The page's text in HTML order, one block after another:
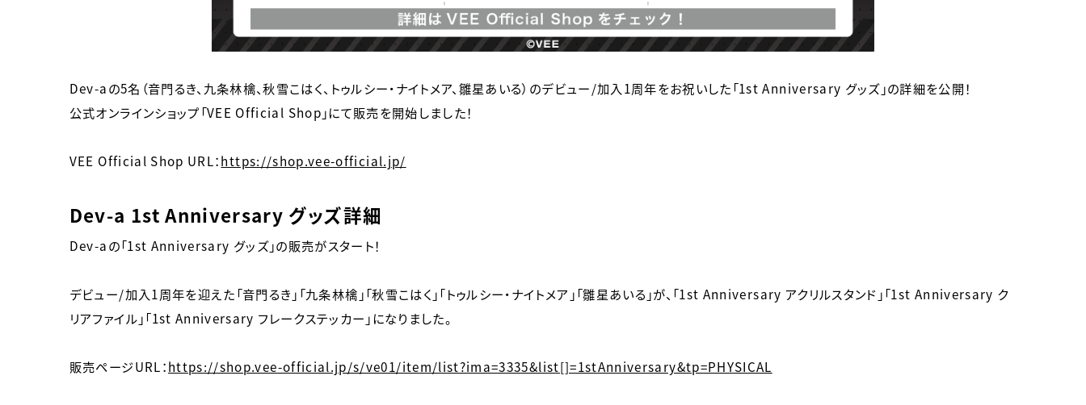
Dev-aの5名（音門るき、九条林檎、秋雪こはく、トゥルシー・ナイトメア、雛星あいる）のデビュー/加入1周年をお祝いした「1st Anniversary グッズ」の詳細を公開！
公式オンラインショップ「VEE Official Shop」にて販売を開始しました！
VEE Official Shop URL：https://shop.vee-official.jp/
Dev-a 1st Anniversary グッズ詳細
Dev-aの「1st Anniversary グッズ」の販売がスタート！
デビュー/加入1周年を迎えた「音門るき」「九条林檎」「秋雪こはく」「トゥルシー・ナイトメア」「雛星あいる」が、「1st Anniversary アクリルスタンド」「1st Anniversary ク
リアファイル」「1st Anniversary フレークステッカー」になりました。
販売ページURL：https://shop.vee-official.jp/s/ve01/item/list?ima=3335&list[]=1stAnniversary&tp=PHYSICAL